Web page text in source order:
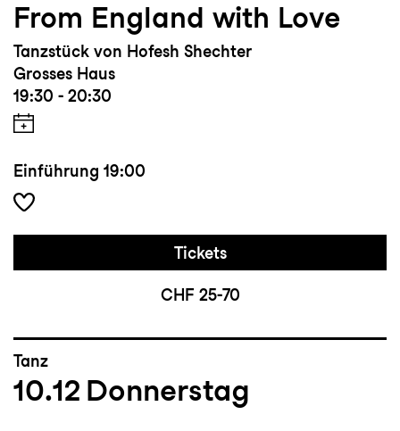
From England with Love
Tanzstück von Hofesh Shechter
Grosses Haus
19:30 - 20:30
Einführung 19:00
Tickets
CHF 25-70
Tanz
10.12 Donnerstag